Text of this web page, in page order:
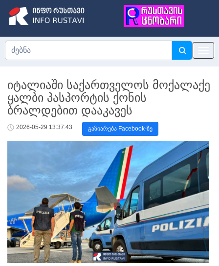
იტალიაში საქართველოს მოქალაქე
ყალბი პასპორტის ქონის
ბრალდებით დააკავეს
2026-05-29 13:37:43 გაზიარება Facebook-ზე